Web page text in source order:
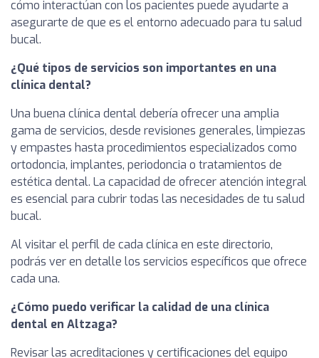
cómo interactúan con los pacientes puede ayudarte a
asegurarte de que es el entorno adecuado para tu salud
bucal.
¿Qué tipos de servicios son importantes en una
clínica dental?
Una buena clínica dental debería ofrecer una amplia
gama de servicios, desde revisiones generales, limpiezas
y empastes hasta procedimientos especializados como
ortodoncia, implantes, periodoncia o tratamientos de
estética dental. La capacidad de ofrecer atención integral
es esencial para cubrir todas las necesidades de tu salud
bucal.
Al visitar el perfil de cada clínica en este directorio,
podrás ver en detalle los servicios específicos que ofrece
cada una.
¿Cómo puedo verificar la calidad de una clínica
dental en Altzaga?
Revisar las acreditaciones y certificaciones del equipo